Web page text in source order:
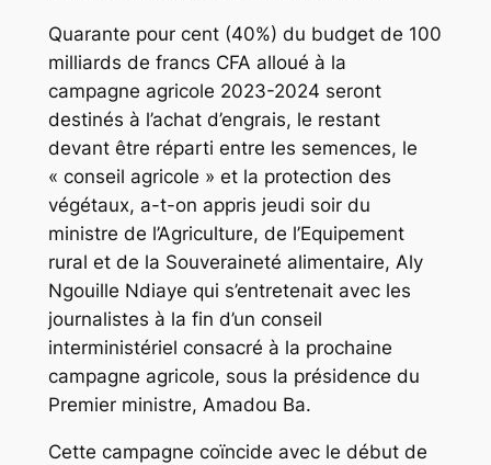
Quarante pour cent (40%) du budget de 100
milliards de francs CFA alloué à la
campagne agricole 2023-2024 seront
destinés à l’achat d’engrais, le restant
devant être réparti entre les semences, le
« conseil agricole » et la protection des
végétaux, a-t-on appris jeudi soir du
ministre de l’Agriculture, de l’Equipement
rural et de la Souveraineté alimentaire, Aly
Ngouille Ndiaye qui s’entretenait avec les
journalistes à la fin d’un conseil
interministériel consacré à la prochaine
campagne agricole, sous la présidence du
Premier ministre, Amadou Ba.
Cette campagne coïncide avec le début de